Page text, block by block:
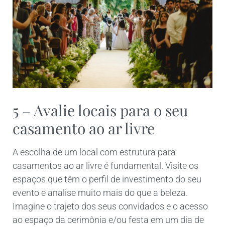
5 – Avalie locais para o seu
casamento ao ar livre
A escolha de um local com estrutura para
casamentos ao ar livre é fundamental. Visite os
espaços que têm o perfil de investimento do seu
evento e analise muito mais do que a beleza.
Imagine o trajeto dos seus convidados e o acesso
ao espaço da cerimônia e/ou festa em um dia de